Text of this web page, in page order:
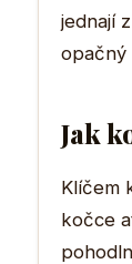
jednají
opačný
Jak
Klíčem
kočce